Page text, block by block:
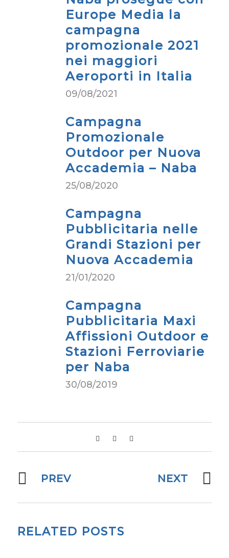
Europe Media la
campagna
promozionale 2021
nei maggiori
Aeroporti in Italia
09/08/2021
Campagna
Promozionale
Outdoor per Nuova
Accademia – Naba
25/08/2020
Campagna
Pubblicitaria nelle
Grandi Stazioni per
Nuova Accademia
21/01/2020
Campagna
Pubblicitaria Maxi
Affissioni Outdoor e
Stazioni Ferroviarie
per Naba
30/08/2019
PREV NEXT
RELATED POSTS